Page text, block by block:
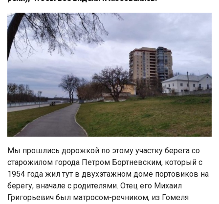
Мы прошлись дорожкой по этому участку берега со
старожилом города Петром Бортневским, который с
1954 года жил тут в двухэтажном доме портовиков на
берегу, вначале с родителями. Отец его Михаил
Григорьевич был матросом-речником, из Гомеля